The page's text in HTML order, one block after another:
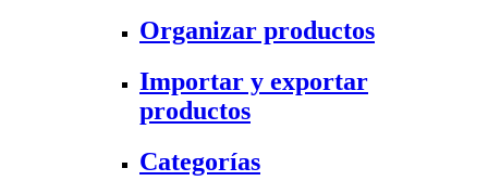
Organizar productos
Importar y exportar
productos
Categorías